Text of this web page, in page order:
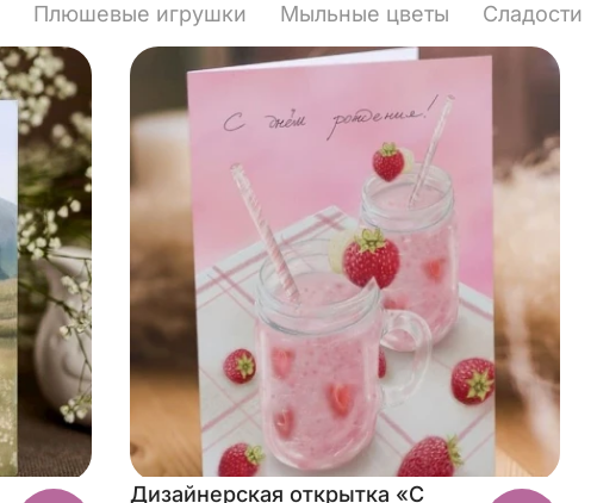
Плюшевые игрушки Мыльные цветы Сладости
Дизайнерская открытка «С